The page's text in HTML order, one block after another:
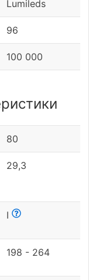
Lumileds
96
100 000
80
29,3
I
198 - 264